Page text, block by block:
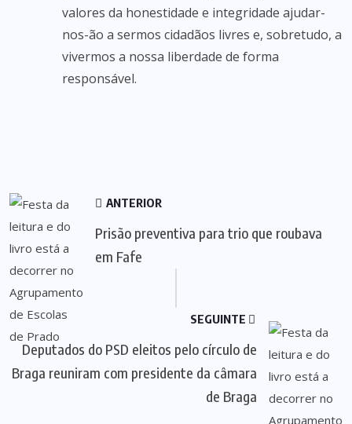
valores da honestidade e integridade ajudar-
nos-ão a sermos cidadãos livres e, sobretudo, a
vivermos a nossa liberdade de forma
responsável.
ANTERIOR
Prisão preventiva para trio que roubava
em Fafe
SEGUINTE
Deputados do PSD eleitos pelo círculo de
Braga reuniram com presidente da câmara
de Braga